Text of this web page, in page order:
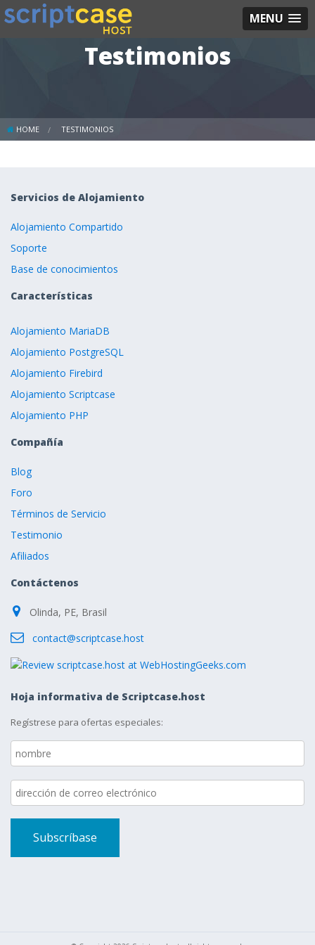
MENU
Testimonios
HOME TESTIMONIOS
Servicios de Alojamiento
Alojamiento Compartido
Soporte
Base de conocimientos
Características
Alojamiento MariaDB
Alojamiento PostgreSQL
Alojamiento Firebird
Alojamiento Scriptcase
Alojamiento PHP
Compañía
Blog
Foro
Términos de Servicio
Testimonio
Afiliados
Contáctenos
Olinda, PE, Brasil
contact@scriptcase.host
Hoja informativa de Scriptcase.host
Regístrese para ofertas especiales: